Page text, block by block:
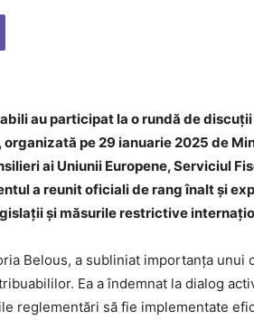
au participat la o rundă de
pe 29 ianuarie 2025 de
ai Uniunii Europene, Serviciul
a reunit oficiali de rang înalt și
și măsurile restrictive
Belous, a subliniat importanța unui
Ea a îndemnat la dialog
reglementări să fie implementate